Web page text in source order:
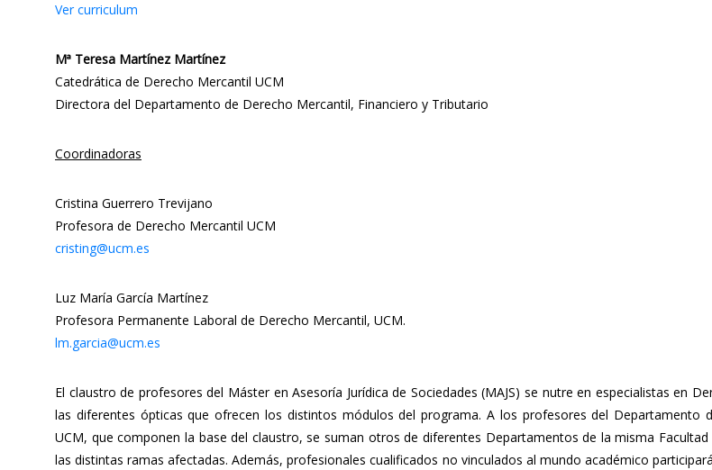
Ver curriculum
Mª Teresa Martínez Martínez
Catedrática de Derecho Mercantil UCM
Directora del Departamento de Derecho Mercantil, Financiero y Tributario
Coordinadoras
Cristina Guerrero Trevijano
Profesora de Derecho Mercantil UCM
cristing@ucm.es
Luz María García Martínez
Profesora Permanente Laboral de Derecho Mercantil, UCM.
lm.garcia@ucm.es
El claustro de profesores del Máster en Asesoría Jurídica de Sociedades (MAJS) se nutre en especialistas en
las diferentes ópticas que ofrecen los distintos módulos del programa. A los profesores del Departamento
UCM, que componen la base del claustro, se suman otros de diferentes Departamentos de la misma
las distintas ramas afectadas. Además, profesionales cualificados no vinculados al mundo académico